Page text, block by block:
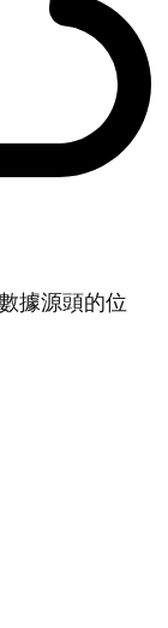
據源頭的位